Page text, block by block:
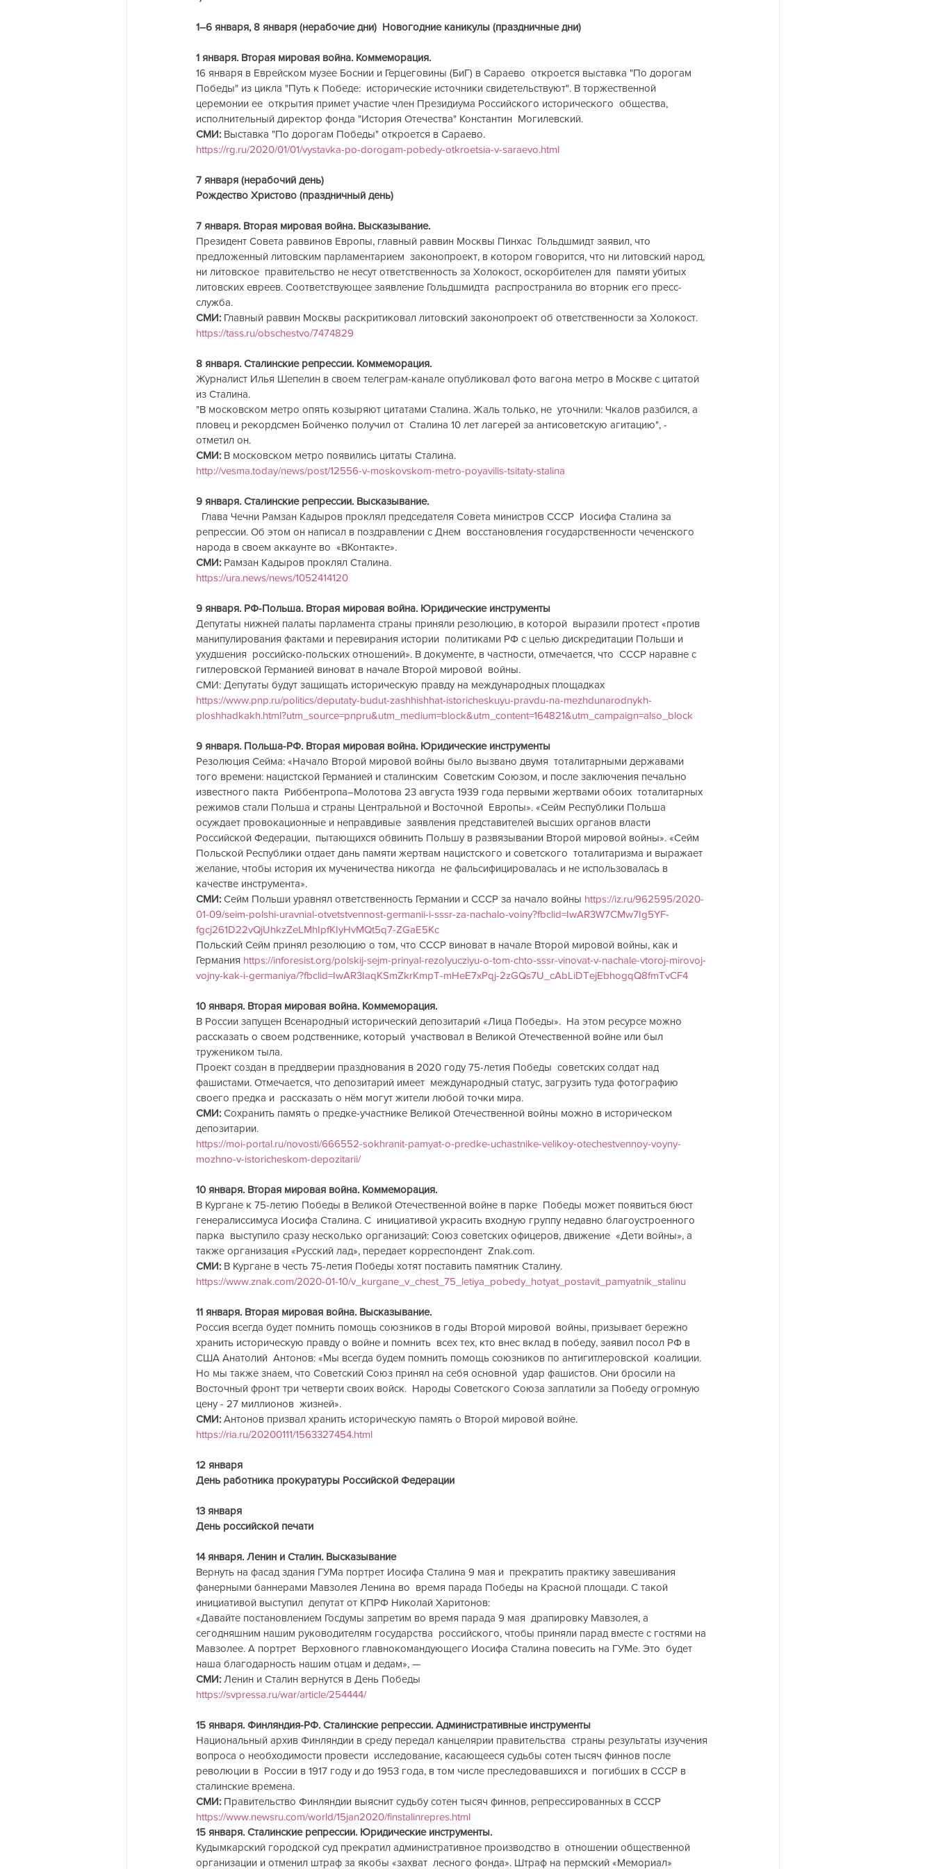
1–6 января, 8 января (нерабочие дни)  Новогодние каникулы (праздничные дни)
1 января. Вторая мировая война. Коммеморация.
16 января в Еврейском музее Боснии и Герцеговины (БиГ) в Сараево  откроется выставка "По дорогам
Победы" из цикла "Путь к Победе:  исторические источники свидетельствуют". В торжественной
церемонии ее  открытия примет участие член Президиума Российского исторического  общества,
исполнительный директор фонда "История Отечества" Константин  Могилевский.
СМИ: Выставка "По дорогам Победы" откроется в Сараево.
https://rg.ru/2020/01/01/vystavka-po-dorogam-pobedy-otkroetsia-v-saraevo.html
7 января (нерабочий день)
Рождество Христово (праздничный день)
7 января. Вторая мировая война. Высказывание.
Президент Совета раввинов Европы, главный раввин Москвы Пинхас  Гольдшмидт заявил, что
предложенный литовским парламентарием  законопроект, в котором говорится, что ни литовский народ,
ни литовское  правительство не несут ответственность за Холокост, оскорбителен для  памяти убитых
литовских евреев. Соответствующее заявление Гольдшмидта  распространила во вторник его пресс-
служба.
СМИ: Главный раввин Москвы раскритиковал литовский законопроект об ответственности за Холокост.
https://tass.ru/obschestvo/7474829
8 января. Сталинские репрессии. Коммеморация.
Журналист Илья Шепелин в своем телеграм-канале опубликовал фото вагона метро в Москве с цитатой
из Сталина.
"В московском метро опять козыряют цитатами Сталина. Жаль только, не  уточнили: Чкалов разбился, а
пловец и рекордсмен Бойченко получил от  Сталина 10 лет лагерей за антисоветскую агитацию", -
отметил он.
СМИ: В московском метро появились цитаты Сталина.
http://vesma.today/news/post/12556-v-moskovskom-metro-poyavilis-tsitaty-stalina
9 января. Сталинские репрессии. Высказывание.
репрессии. Об этом он написал в поздравлении с Днем  восстановления государственности чеченского
народа в своем аккаунте во  «ВКонтакте».
СМИ: Рамзан Кадыров проклял Сталина.
https://ura.news/news/1052414120
9 января. РФ-Польша. Вторая мировая война. Юридические инструменты
Депутаты нижней палаты парламента страны приняли резолюцию, в которой  выразили протест «против
манипулирования фактами и перевирания истории  политиками РФ с целью дискредитации Польши и
ухудшения  российско-польских отношений». В документе, в частности, отмечается, что  СССР наравне с
гитлеровской Германией виноват в начале Второй мировой  войны.
СМИ: Депутаты будут защищать историческую правду на международных площадках
https://www.pnp.ru/politics/deputaty-budut-zashhishhat-istoricheskuyu-pravdu-na-mezhdunarodnykh-
ploshhadkakh.html?utm_source=pnpru&utm_medium=block&utm_content=164821&utm_campaign=also_block
9 января. Польша-РФ. Вторая мировая война. Юридические инструменты
Резолюция Сейма: «Начало Второй мировой войны было вызвано двумя  тоталитарными державами
того времени: нацистской Германией и сталинским  Советским Союзом, и после заключения печально
известного пакта  Риббентропа–Молотова 23 августа 1939 года первыми жертвами обоих  тоталитарных
режимов стали Польша и страны Центральной и Восточной  Европы». «Сейм Республики Польша
осуждает провокационные и неправдивые  заявления представителей высших органов власти
Российской Федерации,  пытающихся обвинить Польшу в развязывании Второй мировой войны». «Сейм
Польской Республики отдает дань памяти жертвам нацистского и советского  тоталитаризма и выражает
желание, чтобы история их мученичества никогда  не фальсифицировалась и не использовалась в
качестве инструмента».
СМИ: Сейм Польши уравнял ответственность Германии и СССР за начало войны https://iz.ru/962595/2020-
01-09/seim-polshi-uravnial-otvetstvennost-germanii-i-sssr-za-nachalo-voiny?fbclid=IwAR3W7CMw7Ig5YF-
fgcj261D22vQjUhkzZeLMhIpfKIyHvMQt5q7-ZGaE5Kc
Польский Сейм принял резолюцию о том, что СССР виноват в начале Второй мировой войны, как и
Германия https://inforesist.org/polskij-sejm-prinyal-rezolyucziyu-o-tom-chto-sssr-vinovat-v-nachale-vtoroj-mirovoj-
vojny-kak-i-germaniya/?fbclid=IwAR3IaqKSmZkrKmpT-mHeE7xPqj-2zGQs7U_cAbLiDTejEbhogqQ8fmTvCF4
10 января. Вторая мировая война. Коммеморация.
В России запущен Всенародный исторический депозитарий «Лица Победы».  На этом ресурсе можно
рассказать о своем родственнике, который  участвовал в Великой Отечественной войне или был
тружеником тыла.
Проект создан в преддверии празднования в 2020 году 75-летия Победы  советских солдат над
фашистами. Отмечается, что депозитарий имеет  международный статус, загрузить туда фотографию
своего предка и  рассказать о нём могут жители любой точки мира.
СМИ: Сохранить память о предке-участнике Великой Отечественной войны можно в историческом
депозитарии.
https://moi-portal.ru/novosti/666552-sokhranit-pamyat-o-predke-uchastnike-velikoy-otechestvennoy-voyny-
mozhno-v-istoricheskom-depozitarii/
10 января. Вторая мировая война. Коммеморация.
В Кургане к 75-летию Победы в Великой Отечественной войне в парке  Победы может появиться бюст
генералиссимуса Иосифа Сталина. С  инициативой украсить входную группу недавно благоустроенного
парка  выступило сразу несколько организаций: Союз советских офицеров, движение  «Дети войны», а
также организация «Русский лад», передает корреспондент  Znak.com.
СМИ: В Кургане в честь 75-летия Победы хотят поставить памятник Сталину.
https://www.znak.com/2020-01-10/v_kurgane_v_chest_75_letiya_pobedy_hotyat_postavit_pamyatnik_stalinu
11 января. Вторая мировая война. Высказывание.
Россия всегда будет помнить помощь союзников в годы Второй мировой  войны, призывает бережно
хранить историческую правду о войне и помнить  всех тех, кто внес вклад в победу, заявил посол РФ в
США Анатолий  Антонов: «Мы всегда будем помнить помощь союзников по антигитлеровской  коалиции.
Но мы также знаем, что Советский Союз принял на себя основной  удар фашистов. Они бросили на
Восточный фронт три четверти своих войск.  Народы Советского Союза заплатили за Победу огромную
цену - 27 миллионов  жизней».
СМИ: Антонов призвал хранить историческую память о Второй мировой войне.
https://ria.ru/20200111/1563327454.html
12 января
День работника прокуратуры Российской Федерации
13 января
День российской печати
14 января. Ленин и Сталин. Высказывание
Вернуть на фасад здания ГУМа портрет Иосифа Сталина 9 мая и  прекратить практику завешивания
фанерными баннерами Мавзолея Ленина во  время парада Победы на Красной площади. С такой
инициативой выступил  депутат от КПРФ Николай Харитонов:
«Давайте постановлением Госдумы запретим во время парада 9 мая  драпировку Мавзолея, а
сегодняшним нашим руководителям государства  российского, чтобы приняли парад вместе с гостями на
Мавзолее. А портрет  Верховного главнокомандующего Иосифа Сталина повесить на ГУМе. Это  будет
наша благодарность нашим отцам и дедам», —
СМИ: Ленин и Сталин вернутся в День Победы
https://svpressa.ru/war/article/254444/
15 января. Финляндия-РФ. Сталинские репрессии. Административные инструменты
Национальный архив Финляндии в среду передал канцелярии правительства  страны результаты изучения
вопроса о необходимости провести  исследование, касающееся судьбы сотен тысяч финнов после
революции в  России в 1917 году и до 1953 года, в том числе преследовавшихся и  погибших в СССР в
сталинские времена.
СМИ: Правительство Финляндии выяснит судьбу сотен тысяч финнов, репрессированных в СССР
https://www.newsru.com/world/15jan2020/finstalinrepres.html
15 января. Сталинские репрессии. Юридические инструменты.
Кудымкарский городской суд прекратил административное производство в  отношении общественной
организации и отменил штраф за якобы «захват  лесного фонда». Штраф на пермский «Мемориал»